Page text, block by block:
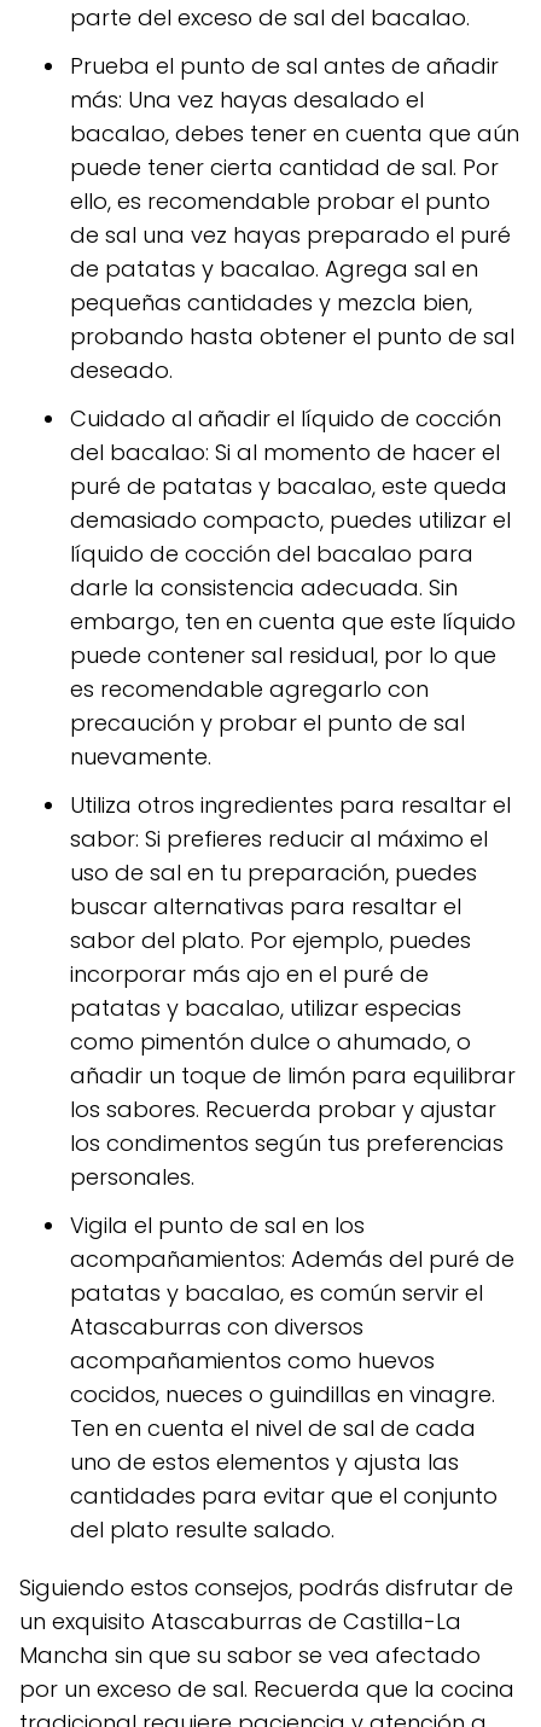
parte del exceso de sal del bacalao.
Prueba el punto de sal antes de añadir
más: Una vez hayas desalado el
bacalao, debes tener en cuenta que aún
puede tener cierta cantidad de sal. Por
ello, es recomendable probar el punto
de sal una vez hayas preparado el puré
de patatas y bacalao. Agrega sal en
pequeñas cantidades y mezcla bien,
probando hasta obtener el punto de sal
deseado.
Cuidado al añadir el líquido de cocción
del bacalao: Si al momento de hacer el
puré de patatas y bacalao, este queda
demasiado compacto, puedes utilizar el
líquido de cocción del bacalao para
darle la consistencia adecuada. Sin
embargo, ten en cuenta que este líquido
puede contener sal residual, por lo que
es recomendable agregarlo con
precaución y probar el punto de sal
nuevamente.
Utiliza otros ingredientes para resaltar el
sabor: Si prefieres reducir al máximo el
uso de sal en tu preparación, puedes
buscar alternativas para resaltar el
sabor del plato. Por ejemplo, puedes
incorporar más ajo en el puré de
patatas y bacalao, utilizar especias
como pimentón dulce o ahumado, o
añadir un toque de limón para equilibrar
los sabores. Recuerda probar y ajustar
los condimentos según tus preferencias
personales.
Vigila el punto de sal en los
acompañamientos: Además del puré de
patatas y bacalao, es común servir el
Atascaburras con diversos
acompañamientos como huevos
cocidos, nueces o guindillas en vinagre.
Ten en cuenta el nivel de sal de cada
uno de estos elementos y ajusta las
cantidades para evitar que el conjunto
del plato resulte salado.
Siguiendo estos consejos, podrás disfrutar de
un exquisito Atascaburras de Castilla-La
Mancha sin que su sabor se vea afectado
por un exceso de sal. Recuerda que la cocina